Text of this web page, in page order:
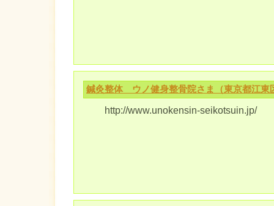
鍼灸整体 ウノ健身整骨院さま（東京都江東
http://www.unokensin-seikotsuin.jp/